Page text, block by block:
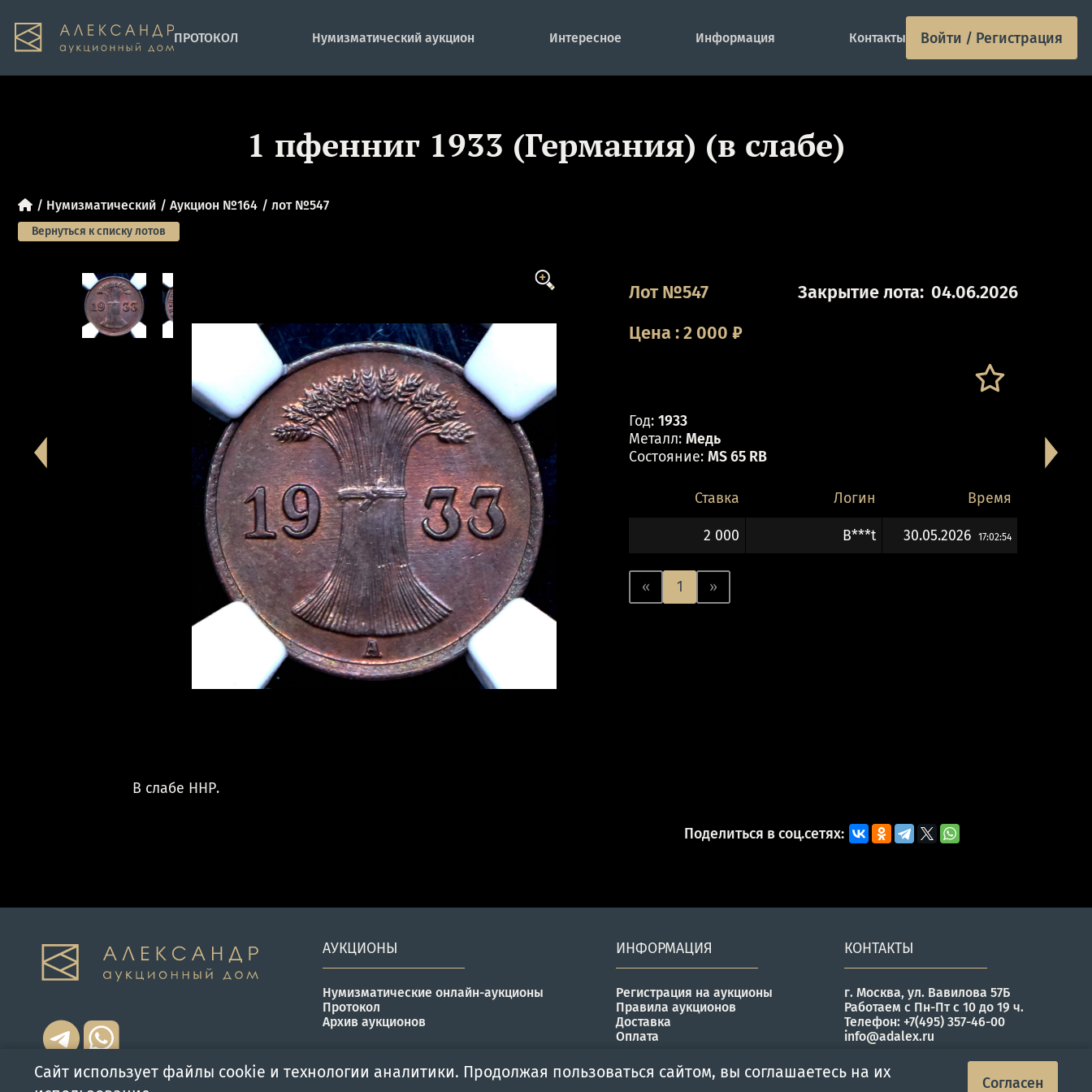
ПРОТОКОЛ Нумизматический аукцион Интересное Информация Контакты Войти / Регистрация
1 пфенниг 1933 (Германия) (в слабе)
Нумизматический Аукцион №164 лот №547
Вернуться к списку лотов
Лот №547 Закрытие лота: 04.06.2026
Цена:2 000 ₽
Год: 1933
Металл: Медь
Состояние: MS 65 RB
Ставка Логин Время
2 000 B***t 30.05.2026 17:02:54
« 1 »
В слабе ННР.
Поделиться в соц.сетях:
АУКЦИОНЫ
Нумизматические онлайн-аукционы
Протокол
Архив аукционов
ИНФОРМАЦИЯ
Регистрация на аукционы
Правила аукционов
Доставка
Оплата
КОНТАКТЫ
г. Москва, ул. Вавилова 57Б
Работаем с Пн-Пт с 10 до 19 ч.
Телефон: +7(495) 357-46-00
info@adalex.ru
Сайт использует файлы cookie и технологии аналитики. Продолжая пользоваться сайтом, вы соглашаетесь на их
Согласен